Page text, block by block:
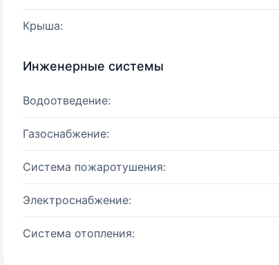
Крыша:
Инженерные системы
Водоотведение:
Газоснабжение:
Система пожаротушения:
Электроснабжение:
Система отопления: